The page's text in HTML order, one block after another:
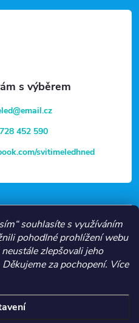
souhlasíte s využíváním
pohodlné prohlížení webu
zlepšovali jeho
Děkujeme za pochopení. Více
@email.cz
452 590
svitimeledhned